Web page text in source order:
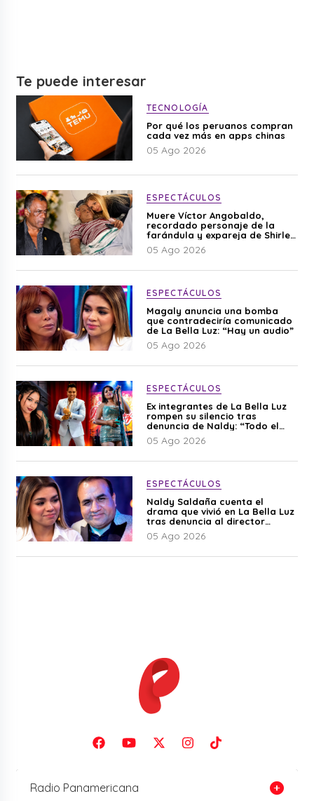
Te puede interesar
TECNOLOGÍA
Por qué los peruanos compran
cada vez más en apps chinas
05 Ago 2026
ESPECTÁCULOS
Muere Víctor Angobaldo,
recordado personaje de la
farándula y expareja de Shirley
Cherres
05 Ago 2026
ESPECTÁCULOS
Magaly anuncia una bomba
que contradeciría comunicado
de La Bella Luz: “Hay un audio”
05 Ago 2026
ESPECTÁCULOS
Ex integrantes de La Bella Luz
rompen su silencio tras
denuncia de Naldy: “Todo el
mundo lo sabía”
05 Ago 2026
ESPECTÁCULOS
Naldy Saldaña cuenta el
drama que vivió en La Bella Luz
tras denuncia al director
musical: “No me parece justo”
05 Ago 2026
Radio Panamericana